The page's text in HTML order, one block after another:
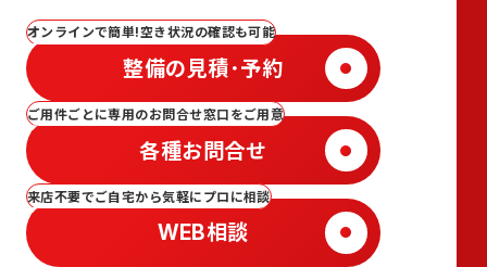
オンラインで簡単!空き状況の確認も可能
整備の見積･予約
ご用件ごとに専用のお問合せ窓口をご用意
各種お問合せ
来店不要でご自宅から気軽にプロに相談
WEB相談